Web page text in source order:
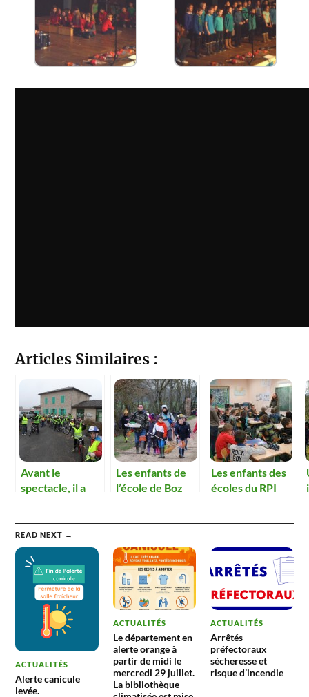
Articles Similaires :
Avant le
spectacle, il a
Les enfants de
l’école de Boz
Les enfants des
écoles du RPI
READ NEXT →
ACTUALITÉS
Alerte canicule
levée.
ACTUALITÉS
Le département en
alerte orange à
partir de midi le
mercredi 29 juillet.
La bibliothèque
ACTUALITÉS
Arrêtés
préfectoraux
sécheresse et
risque d’incendie